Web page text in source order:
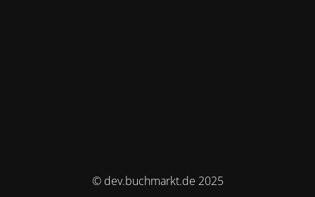
© dev.buchmarkt.de 2025